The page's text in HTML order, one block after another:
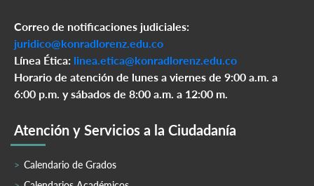
Correo de notificaciones judiciales:
juridico@konradlorenz.edu.co
Línea Ética: linea.etica@konradlorenz.edu.co
Horario de atención de lunes a viernes de 9:00 a.m. a
6:00 p.m. y sábados de 8:00 a.m. a 12:00 m.
Atención y Servicios a la Ciudadanía
Calendario de Grados